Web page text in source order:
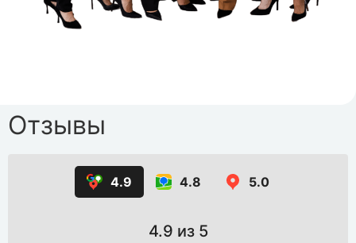
Отзывы
4.9 4.8 5.0
4.9 из 5